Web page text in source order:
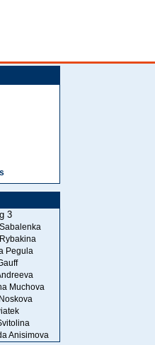
3
Pegula
Muchova
Anisimova